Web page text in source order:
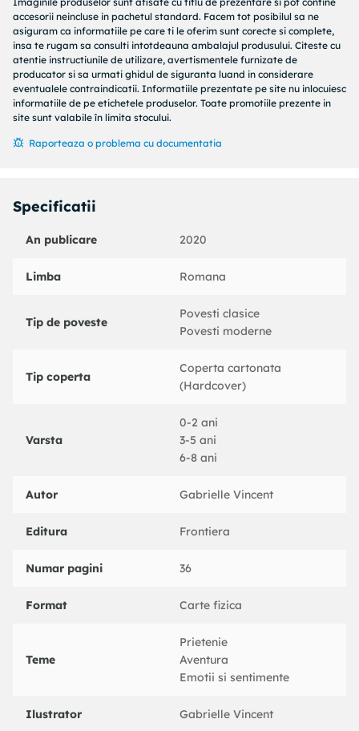
unei jucarii, capriciile zilnice. Textul simplu si puterea
evocatoare a imaginilor pastelate fac din aceasta serie de
povesti o capodopera de mare sensibilitate si o prima
scoala a vietii pentru micii cititori.
Din aceeasi serie: Ernest si Celestine l-au pierdut pe Simeon,
Ernest si Celestine la picnic
de carte pentru copii si a devenit creatoarea unor albume
Dimensiuni: 26 × 22.8 cm
Tip coperta: cartonata
Numar de pagini: 36
Autor: Gabrielle Vincent
accesorii neincluse in pachetul standard. Facem tot posibilul sa ne
asiguram ca informatiile pe care ti le oferim sunt corecte si complete,
insa te rugam sa consulti intotdeauna ambalajul produsului. Citeste cu
atentie instructiunile de utilizare, avertismentele furnizate de
producator si sa urmati ghidul de siguranta luand in considerare
eventualele contraindicatii. Informatiile prezentate pe site nu inlocuiesc
informatiile de pe etichetele produselor. Toate promotiile prezente in
site sunt valabile în limita stocului.
Raporteaza o problema cu documentatia
Specificatii
An publicare 2020
Limba Romana
Tip de poveste
Povesti clasice
Povesti moderne
Tip coperta
Coperta cartonata
(Hardcover)
Varsta
0-2 ani
3-5 ani
6-8 ani
Autor Gabrielle Vincent
Editura Frontiera
Numar pagini 36
Format Carte fizica
Teme
Prietenie
Aventura
Emotii si sentimente
Ilustrator Gabrielle Vincent